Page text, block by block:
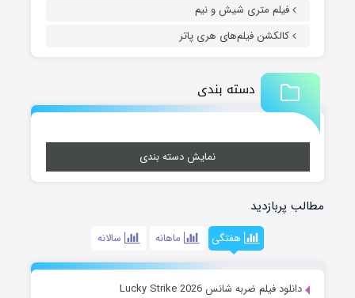
فیلم متری شیش و نیم
کالکشن فیلم‌های هری پاتر
دسته بندی
نمایش دسته بندی
مطالب پربازدید
هفتگی ماهانه سالانه
دانلود فیلم ضربه شانس Lucky Strike 2026